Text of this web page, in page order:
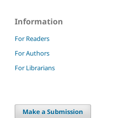
Information
For Readers
For Authors
For Librarians
Make a Submission